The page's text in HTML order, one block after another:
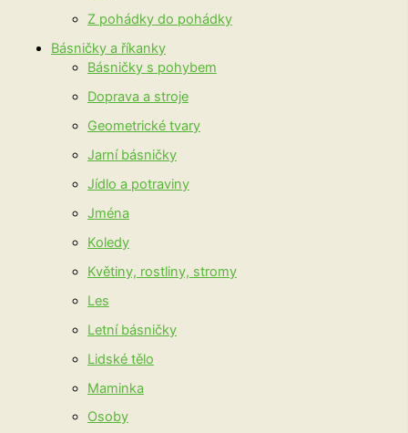
Z pohádky do pohádky
Básničky a říkanky
Básničky s pohybem
Doprava a stroje
Geometrické tvary
Jarní básničky
Jídlo a potraviny
Jména
Koledy
Květiny, rostliny, stromy
Les
Letní básničky
Lidské tělo
Maminka
Osoby